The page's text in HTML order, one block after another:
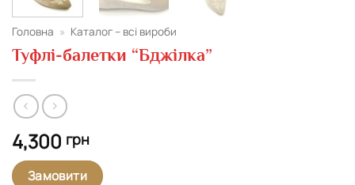
Головна » Каталог – всі вироби
Туфлі-балетки “Бджілка”
4,300 грн
Замовити